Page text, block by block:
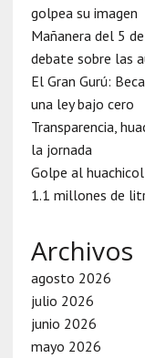
golpea su imagen
Mañanera del 5
debate sobre las
El Gran Gurú:
una ley bajo cero
Transparencia,
la jornada
Golpe al
1.1 millones de
Archivos
agosto 2026
julio 2026
junio 2026
mayo 2026